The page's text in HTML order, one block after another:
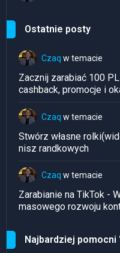
Ostatnie posty
Czaq w temacie
Zacznij zarabiać 100
cashback, promocje i
Czaq w temacie
Stwórz własne
nisz randkowych
Czaq w temacie
Zarabianie na TikTok -
masowego rozwoju
Najbardziej pomocni